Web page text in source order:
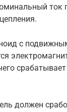
ток
с
должен